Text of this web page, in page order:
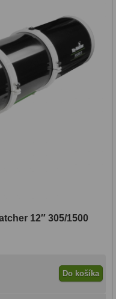
12″ 305/1500
Do košíka